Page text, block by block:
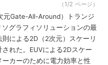
（1/2 ページ）
Gate-All-Around）トランジ
グラフィソリューションの最
による2D（2次元）スケーリ
れた。EUVによる2Dスケー
カーのために電力効率と性